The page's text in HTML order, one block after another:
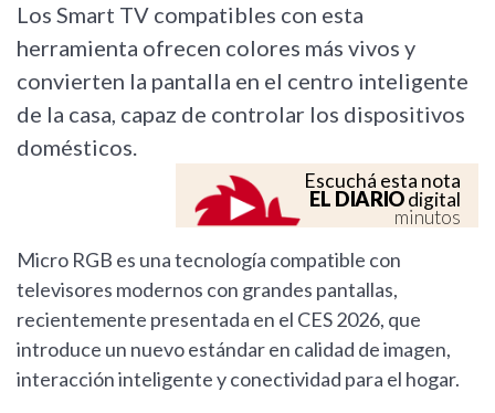
Los Smart TV compatibles con esta
herramienta ofrecen colores más vivos y
convierten la pantalla en el centro inteligente
de la casa, capaz de controlar los dispositivos
domésticos.
Escuchá esta nota
EL DIARIOdigital
minutos
Micro RGB es una tecnología compatible con
televisores modernos con grandes pantallas,
recientemente presentada en el CES 2026, que
introduce un nuevo estándar en calidad de imagen,
interacción inteligente y conectividad para el hogar.